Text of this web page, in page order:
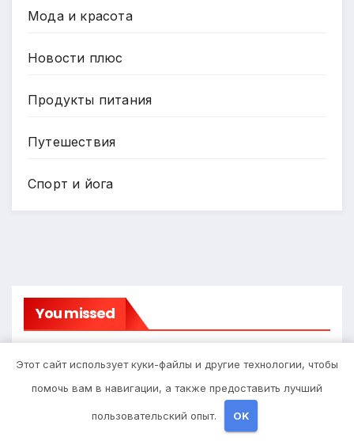
Мода и красота
Новости плюс
Продукты питания
Путешествия
Спорт и йога
You missed
Детские инвалидные кресла-
Этот сайт использует куки-файлы и другие технологии, чтобы
помочь вам в навигации, а также предоставить лучший
пользовательский опыт. OK